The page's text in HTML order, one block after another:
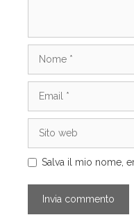
web
Salva il mio nome,